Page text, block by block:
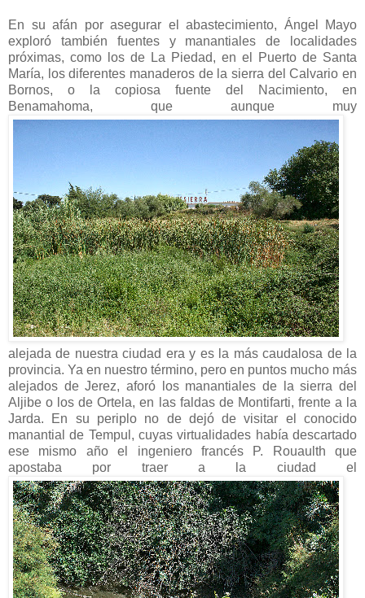
En su afán por asegurar el abastecimiento, Ángel Mayo
exploró también fuentes y manantiales de localidades
próximas, como los de La Piedad, en el Puerto de Santa
María, los diferentes manaderos de la sierra del Calvario en
Bornos, o la copiosa fuente del Nacimiento, en
Benamahoma, que aunque muy
alejada de nuestra ciudad era y es la más caudalosa de la
provincia. Ya en nuestro término, pero en puntos mucho más
alejados de Jerez, aforó los manantiales de la sierra del
Aljibe o los de Ortela, en las faldas de Montifarti, frente a la
Jarda. En su periplo no de dejó de visitar el conocido
manantial de Tempul, cuyas virtualidades había descartado
ese mismo año el ingeniero francés P. Rouaulth que
apostaba por traer a la ciudad el